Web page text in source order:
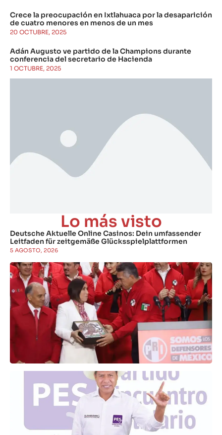
Crece la preocupación en Ixtlahuaca por la desaparición
de cuatro menores en menos de un mes
20 OCTUBRE, 2025
Adán Augusto ve partido de la Champions durante
conferencia del secretario de Hacienda
1 OCTUBRE, 2025
Lo más visto
Deutsche Aktuelle Online Casinos: Dein umfassender
Leitfaden für zeitgemäße Glücksspielplattformen
5 AGOSTO, 2026